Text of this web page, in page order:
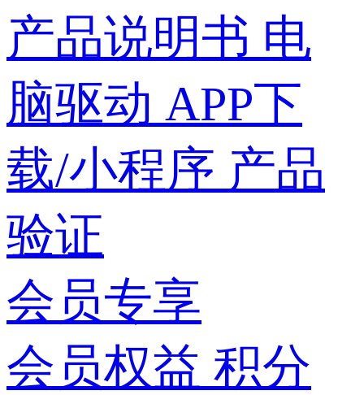
产品说明书 电
脑驱动 APP下
载/小程序 产品
验证
会员专享
会员权益 积分